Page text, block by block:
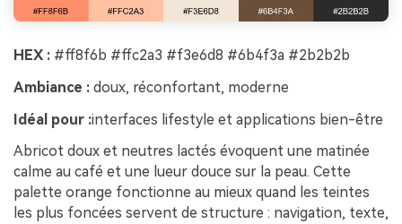
HEX : #ff8f6b #ffc2a3 #f3e6d8 #6b4f3a #2b2b2b
Ambiance : doux, réconfortant, moderne
Idéal pour :interfaces lifestyle et applications bien-être
Abricot doux et neutres lactés évoquent une matinée
calme au café et une lueur douce sur la peau. Cette
palette orange fonctionne au mieux quand les teintes
les plus foncées servent de structure : navigation, texte,